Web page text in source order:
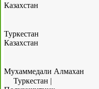
Казахстан
Туркестан
Казахстан
Мухаммедали Алмахан
Туркестан |